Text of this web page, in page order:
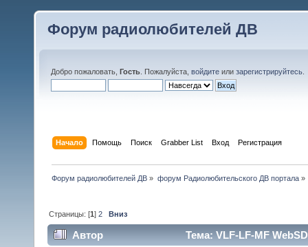
Форум радиолюбителей ДВ
Добро пожаловать, Гость . Пожалуйста, войдите или зарегистрируйтесь
Начало Помощь Поиск Grabber List Вход Регистрация
Форум радиолюбителей ДВ » форум Радиолюбительского ДВ портала»
Страницы: [1]2 Вниз
Автор Тема: VLF-LF-MF